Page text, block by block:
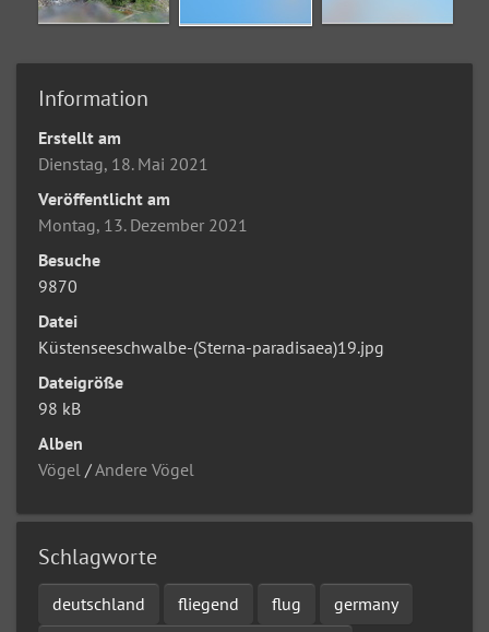
Information
Erstellt am
Dienstag, 18. Mai 2021
Veröffentlicht am
Montag, 13. Dezember 2021
Besuche
9870
Datei
Küstenseeschwalbe-(Sterna-paradisaea)19.jpg
Dateigröße
98 kB
Alben
Vögel /Andere Vögel
Schlagworte
deutschland fliegend flug
germany